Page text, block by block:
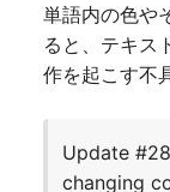
単語内の色や
ると、テキス
作を起こす不
Update
changing